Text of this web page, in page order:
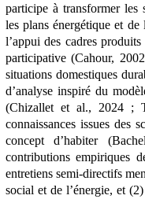
participe à transformer les
les plans énergétique et de
l’appui des cadres
participative (Cahour,
situations domestiques
d’analyse inspiré du
(Chizallet et al., 2024 ;
connaissances issues des
concept d’habiter
contributions empiriques
entretiens semi-directifs
social et de l’énergie, et